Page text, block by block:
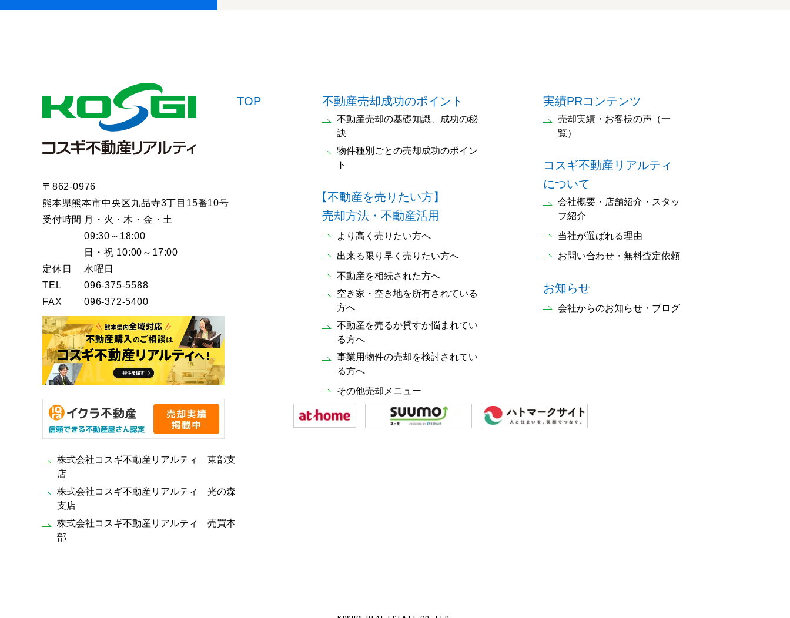
〒862-0976
熊本県熊本市中央区九品寺3丁目15番10号
受付時間 月・火・木・金・土
09:30～18:00
日・祝 10:00～17:00
定休日
水曜日
TEL
096-375-5588
FAX
096-372-5400
株式会社コスギ不動産リアルティ 東部支
店
株式会社コスギ不動産リアルティ 光の森
支店
株式会社コスギ不動産リアルティ 売買本
部
TOP 不動産売却成功のポイント
不動産売却の基礎知識、成功の秘
訣
物件種別ごとの売却成功のポイン
ト
【不動産を売りたい方】
売却方法・不動産活用
より高く売りたい方へ
出来る限り早く売りたい方へ
不動産を相続された方へ
空き家・空き地を所有されている
方へ
不動産を売るか貸すか悩まれてい
る方へ
事業用物件の売却を検討されてい
る方へ
その他売却メニュー
実績PRコンテンツ
売却実績・お客様の声（一
覧）
コスギ不動産リアルティ
について
会社概要・店舗紹介・スタッ
フ紹介
当社が選ばれる理由
お問い合わせ・無料査定依頼
お知らせ
会社からのお知らせ・ブログ